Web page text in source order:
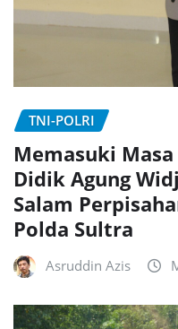
TNI-POLRI
Memasuki
Didik Agung
Salam
Polda Sultra
Asruddin Azis